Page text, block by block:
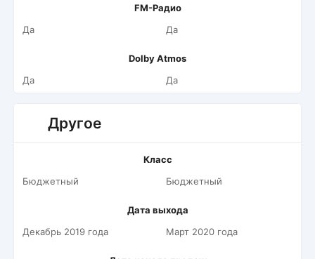
FM-Радио
Да
Да
Dolby Atmos
Да
Да
Другое
Класс
Бюджетный
Бюджетный
Дата выхода
Декабрь 2019 года
Март 2020 года